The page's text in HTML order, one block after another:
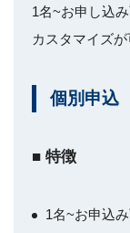
1名~お申し込
カスタマイズ
個別申込
■ 特徴
1名~お申込み